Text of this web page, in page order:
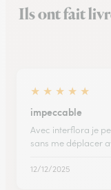
Ils ont fait
★ ★ ★ ★ ★
impeccable
Avec interflora je
sans me déplacer
12/12/2025